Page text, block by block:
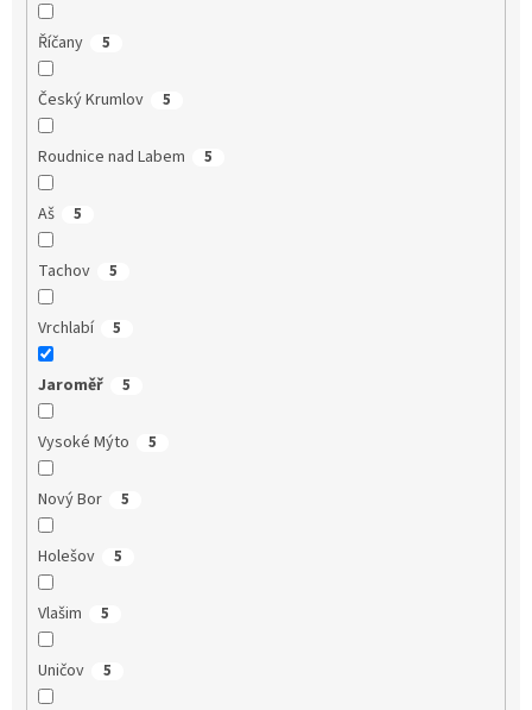
Říčany 5
Český Krumlov 5
Roudnice nad Labem 5
Aš 5
Tachov 5
Vrchlabí 5
Jaroměř 5
Vysoké Mýto 5
Nový Bor 5
Holešov 5
Vlašim 5
Uničov 5